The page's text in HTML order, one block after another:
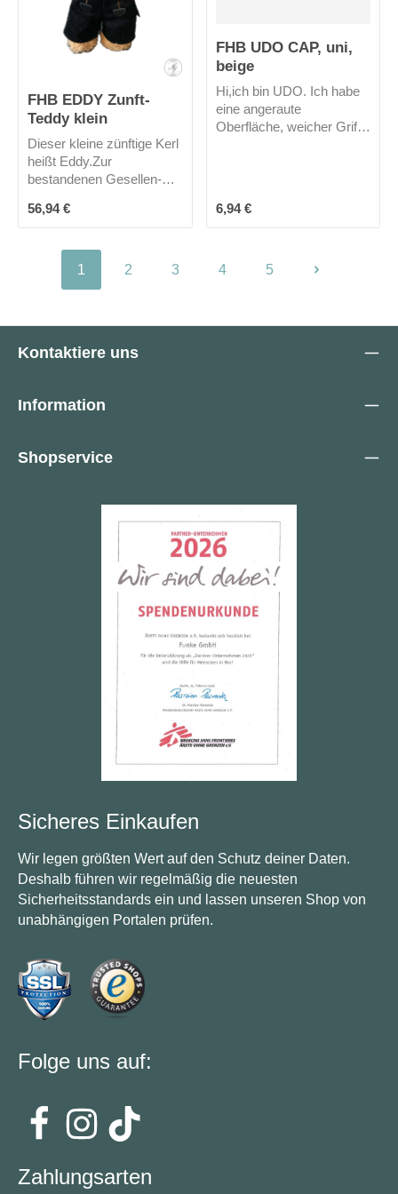
FHB EDDY Zunft-
Teddy klein
Dieser kleine zünftige Kerl
heißt Eddy.Zur
bestandenen Gesellen-
Aufmerksamkeit, zum
Ausbildungsstart oder
einfach nur so...über
"Teddy Eddy" freuen sich
bestimmt nicht nur die
Regulärer Preis:
56,94 €
FHB UDO CAP, uni,
beige
Hi,ich bin UDO. Ich habe
eine angeraute
Oberfläche, weicher Griff,
Weitenregulierung.Mich
Regulärer Preis:
6,94 €
Seite
1
Seite
2
Seite
3
Seite
4
Seite
5
Kontaktiere uns
Information
Shopservice
Sicheres Einkaufen
Wir legen größten Wert auf den Schutz deiner Daten.
Deshalb führen wir regelmäßig die neuesten
Sicherheitsstandards ein und lassen unseren Shop von
unabhängigen Portalen prüfen.
Folge uns auf:
Zahlungsarten